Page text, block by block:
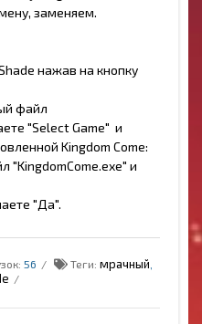
заменяем.
нажав на кнопку
файл
"Select Game" и
Kingdom Come:
"KingdomCome.exe" и
"Да".
56 Теги: мрачный